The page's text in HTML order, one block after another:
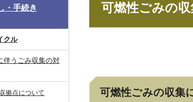
可燃性ごみの
可燃性ごみの収集
・手続き
クル
伴うごみ収集の対
拠点について